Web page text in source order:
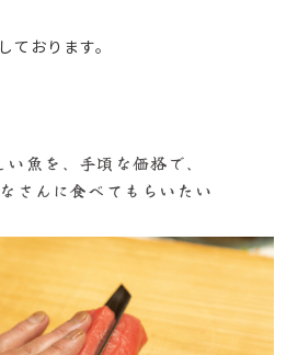
ております。
魚を、手頃な価格で、
さんに食べてもらいたい